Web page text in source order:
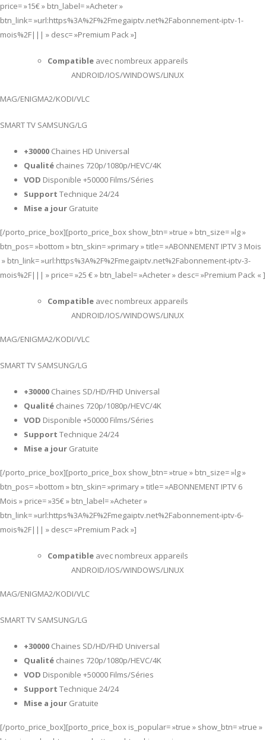
price= »15€ » btn_label= »Acheter »
btn_link= »url:https%3A%2F%2Fmegaiptv.net%2Fabonnement-iptv-1-
mois%2F||| » desc= »Premium Pack »]
Compatible avec nombreux appareils
ANDROID/IOS/WINDOWS/LINUX
MAG/ENIGMA2/KODI/VLC
SMART TV SAMSUNG/LG
+30000 Chaines HD Universal
Qualité chaines 720p/1080p/HEVC/4K
VOD Disponible +50000 Films/Séries
Support Technique 24/24
Mise a jour Gratuite
[/porto_price_box][porto_price_box show_btn= »true » btn_size= »lg »
btn_pos= »bottom » btn_skin= »primary » title= »ABONNEMENT IPTV 3 Mois
» btn_link= »url:https%3A%2F%2Fmegaiptv.net%2Fabonnement-iptv-3-
mois%2F||| » price= »25 € » btn_label= »Acheter » desc= »Premium Pack « ]
Compatible avec nombreux appareils
ANDROID/IOS/WINDOWS/LINUX
MAG/ENIGMA2/KODI/VLC
SMART TV SAMSUNG/LG
+30000 Chaines SD/HD/FHD Universal
Qualité chaines 720p/1080p/HEVC/4K
VOD Disponible +50000 Films/Séries
Support Technique 24/24
Mise a jour Gratuite
[/porto_price_box][porto_price_box show_btn= »true » btn_size= »lg »
btn_pos= »bottom » btn_skin= »primary » title= »ABONNEMENT IPTV 6
Mois » price= »35€ » btn_label= »Acheter »
btn_link= »url:https%3A%2F%2Fmegaiptv.net%2Fabonnement-iptv-6-
mois%2F||| » desc= »Premium Pack »]
Compatible avec nombreux appareils
ANDROID/IOS/WINDOWS/LINUX
MAG/ENIGMA2/KODI/VLC
SMART TV SAMSUNG/LG
+30000 Chaines SD/HD/FHD Universal
Qualité chaines 720p/1080p/HEVC/4K
VOD Disponible +50000 Films/Séries
Support Technique 24/24
Mise a jour Gratuite
[/porto_price_box][porto_price_box is_popular= »true » show_btn= »true »